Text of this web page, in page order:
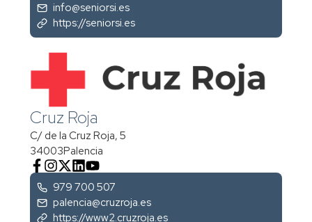
info@seniorsi.es
https://seniorsi.es
Cruz Roja
C/ de la Cruz Roja, 5
34003Palencia
979 700 507
palencia@cruzroja.es
https://www2.cruzroja.es